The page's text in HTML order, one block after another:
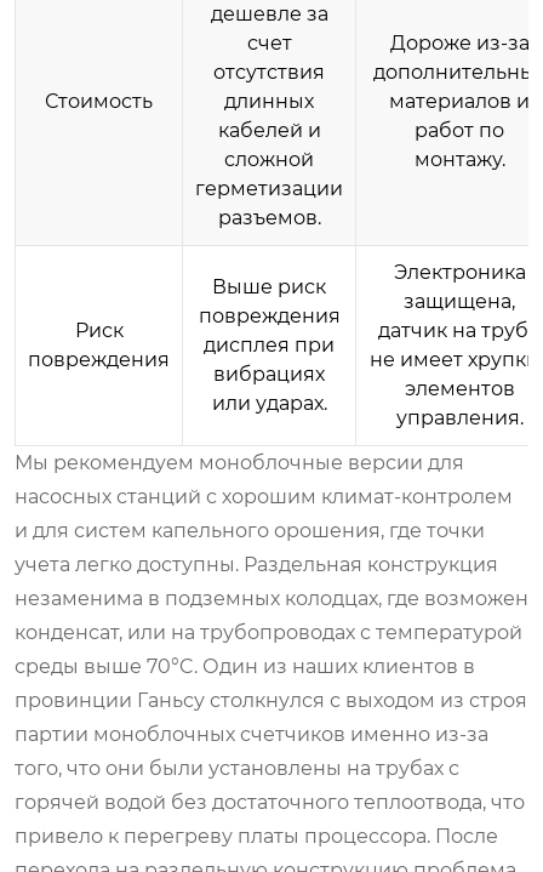
Стоимость
дешевле за
счет
отсутствия
длинных
кабелей и
сложной
герметизации
разъемов.
Дороже из-за
материалов и
работ по
монтажу.
Риск
повреждения
Выше риск
повреждения
дисплея при
вибрациях
или ударах.
Электроника
защищена,
датчик на трубе
не имеет
элементов
управления.
Мы рекомендуем моноблочные версии для
насосных станций с хорошим климат-контролем
и для систем капельного орошения, где точки
учета легко доступны. Раздельная конструкция
незаменима в подземных колодцах, где возможен
конденсат, или на трубопроводах с температурой
среды выше 70°C. Один из наших клиентов в
провинции Ганьсу столкнулся с выходом из строя
партии моноблочных счетчиков именно из-за
того, что они были установлены на трубах с
горячей водой без достаточного теплоотвода, что
привело к перегреву платы процессора. После